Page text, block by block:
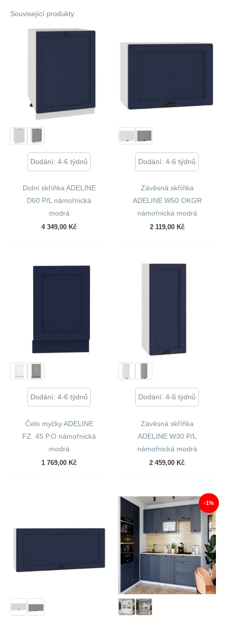
Související produkty
Dodání: 4-6 týdnů
Dolní skříňka ADELINE
D60 P/L námořnická
modrá
4 349,00 Kč
Dodání: 4-6 týdnů
Závěsná skříňka
ADELINE W50 OKGR
námořnická modrá
2 119,00 Kč
Dodání: 4-6 týdnů
Čelo myčky ADELINE
FZ. 45 P.O námořnická
modrá
1 769,00 Kč
Dodání: 4-6 týdnů
Závěsná skříňka
ADELINE W30 P/L
námořnická modrá
2 459,00 Kč
-1%